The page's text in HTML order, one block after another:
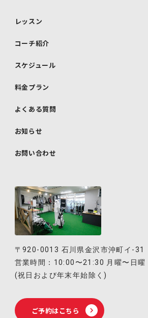
レッスン
コーチ紹介
スケジュール
料金プラン
よくある質問
お知らせ
お問い合わせ
〒920-0013 石川県金沢市沖町イ-31
営業時間：10:00〜21:30 月曜〜日曜
(祝日および年末年始除く)
ご予約はこちら